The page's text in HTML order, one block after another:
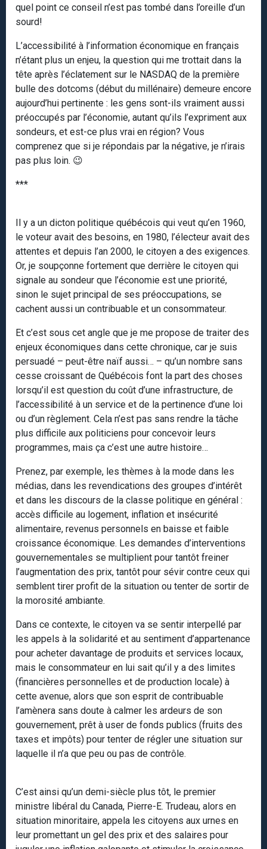
quel point ce conseil n’est pas tombé dans l’oreille d’un
sourd!
L’accessibilité à l’information économique en français
n’étant plus un enjeu, la question qui me trottait dans la
tête après l’éclatement sur le NASDAQ de la première
bulle des dotcoms (début du millénaire) demeure encore
aujourd’hui pertinente : les gens sont-ils vraiment aussi
préoccupés par l’économie, autant qu’ils l’expriment aux
sondeurs, et est-ce plus vrai en région? Vous
comprenez que si je répondais par la négative, je n’irais
pas plus loin. 😉
***
Il y a un dicton politique québécois qui veut qu’en 1960,
le voteur avait des besoins, en 1980, l’électeur avait des
attentes et depuis l’an 2000, le citoyen a des exigences.
Or, je soupçonne fortement que derrière le citoyen qui
signale au sondeur que l’économie est une priorité,
sinon le sujet principal de ses préoccupations, se
cachent aussi un contribuable et un consommateur.
Et c’est sous cet angle que je me propose de traiter des
enjeux économiques dans cette chronique, car je suis
persuadé – peut-être naïf aussi… – qu’un nombre sans
cesse croissant de Québécois font la part des choses
lorsqu’il est question du coût d’une infrastructure, de
l’accessibilité à un service et de la pertinence d’une loi
ou d’un règlement. Cela n’est pas sans rendre la tâche
plus difficile aux politiciens pour concevoir leurs
programmes, mais ça c’est une autre histoire…
Prenez, par exemple, les thèmes à la mode dans les
médias, dans les revendications des groupes d’intérêt
et dans les discours de la classe politique en général :
accès difficile au logement, inflation et insécurité
alimentaire, revenus personnels en baisse et faible
croissance économique. Les demandes d’interventions
gouvernementales se multiplient pour tantôt freiner
l’augmentation des prix, tantôt pour sévir contre ceux qui
semblent tirer profit de la situation ou tenter de sortir de
la morosité ambiante.
Dans ce contexte, le citoyen va se sentir interpellé par
les appels à la solidarité et au sentiment d’appartenance
pour acheter davantage de produits et services locaux,
mais le consommateur en lui sait qu’il y a des limites
(financières personnelles et de production locale) à
cette avenue, alors que son esprit de contribuable
l’amènera sans doute à calmer les ardeurs de son
gouvernement, prêt à user de fonds publics (fruits des
taxes et impôts) pour tenter de régler une situation sur
laquelle il n’a que peu ou pas de contrôle.
C’est ainsi qu’un demi-siècle plus tôt, le premier
ministre libéral du Canada, Pierre-E. Trudeau, alors en
situation minoritaire, appela les citoyens aux urnes en
leur promettant un gel des prix et des salaires pour